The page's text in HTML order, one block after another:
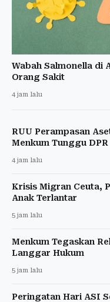
Wabah Salmonella di
Orang Sakit
4 jam lalu
RUU Perampasan
Menkum Tunggu DPR
4 jam lalu
Krisis Migran Ceuta,
Anak Terlantar
5 jam lalu
Menkum Tegaskan
Langgar Hukum
5 jam lalu
Peringatan Hari ASI